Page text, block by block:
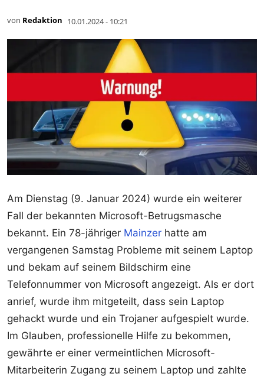
von Redaktion 10.01.2024 - 10:21
Am Dienstag (9. Januar 2024) wurde ein weiterer
Fall der bekannten Microsoft-Betrugsmasche
bekannt. Ein 78-jähriger Mainzer hatte am
vergangenen Samstag Probleme mit seinem Laptop
und bekam auf seinem Bildschirm eine
Telefonnummer von Microsoft angezeigt. Als er dort
anrief, wurde ihm mitgeteilt, dass sein Laptop
gehackt wurde und ein Trojaner aufgespielt wurde.
Im Glauben, professionelle Hilfe zu bekommen,
gewährte er einer vermeintlichen Microsoft-
Mitarbeiterin Zugang zu seinem Laptop und zahlte